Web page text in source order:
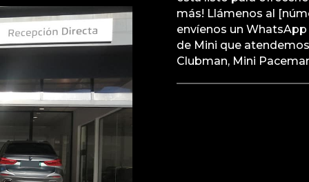
más! Llámenos al
envíenos un
de Mini que
Clubman, Mini